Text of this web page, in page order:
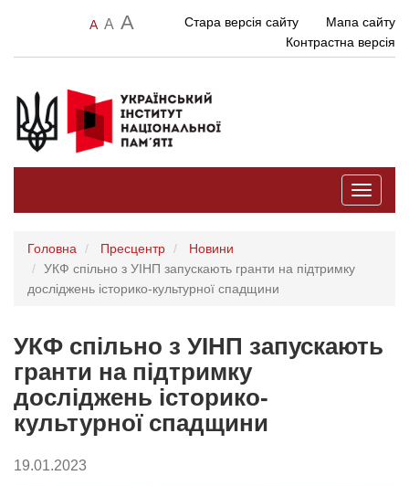
A A A Стара версія сайту
Мапа сайту
Контрастна версія
Toggle
Головна Пресцентр
Новини
УКФ спільно з УІНП запускають гранти на підтримку
досліджень історико-культурної спадщини
УКФ спільно з УІНП запускають
гранти на підтримку
досліджень історико-
культурної спадщини
19.01.2023